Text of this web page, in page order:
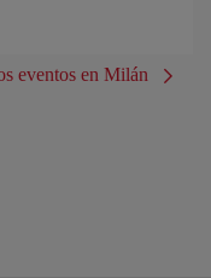
eventos en Milán